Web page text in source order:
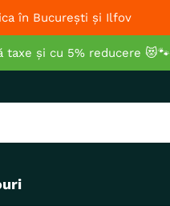
în București și Ilfov
și cu 5% reducere 😻🐾